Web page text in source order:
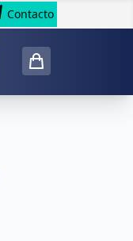
Contacto